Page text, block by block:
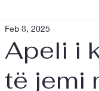
Apeli i
të jemi
Feb 8, 2025